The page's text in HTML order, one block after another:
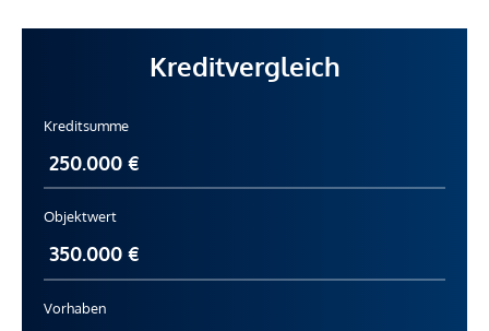
Kreditvergleich
Kreditsumme
Objektwert
Vorhaben